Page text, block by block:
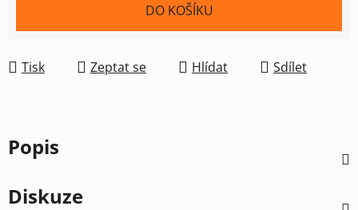
DO KOŠÍKU
Tisk Zeptat se Hlídat Sdílet
Popis
Diskuze